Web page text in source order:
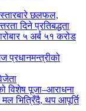
छलफल,
दिने प्रतिबद्धता
५ अर्ब ५१ करोड
प्रधानमन्त्रीको
विशेष पूजा–आराधना
भित्रिँदै, थप आपूर्ति